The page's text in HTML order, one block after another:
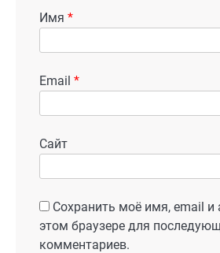
Имя *
Email *
Сайт
Сохранить моё имя, email и
этом браузере для
комментариев.